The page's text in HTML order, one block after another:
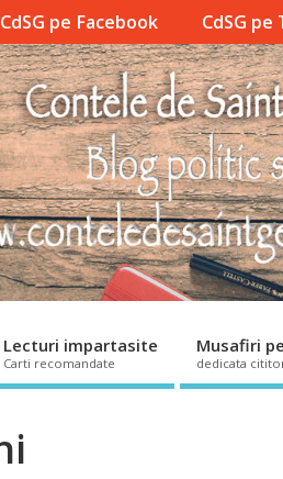
CdSG pe Facebook CdSG
Lecturi impartasite
Carti recomandate
Musafiri
dedicata